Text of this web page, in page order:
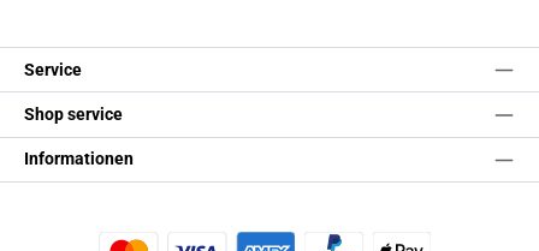
Service
Shop service
Informationen